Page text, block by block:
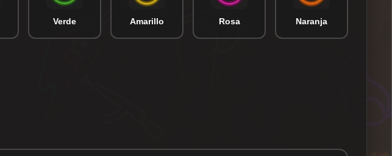
Verde Amarillo Rosa Naranja